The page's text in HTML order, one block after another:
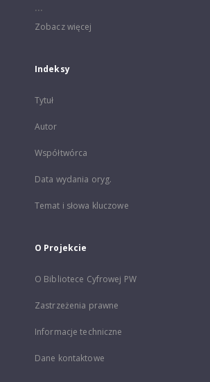
...
Zobacz więcej
Indeksy
Tytuł
Autor
Współtwórca
Data wydania oryg.
Temat i słowa kluczowe
O Projekcie
O Bibliotece Cyfrowej PW
Zastrzeżenia prawne
Informacje techniczne
Dane kontaktowe